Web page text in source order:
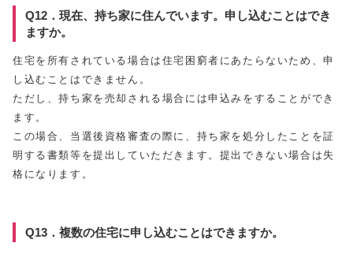
Q12．現在、持ち家に住んでいます。申し込むことはでき
ますか。
住宅を所有されている場合は住宅困窮者にあたらないため、申
し込むことはできません。
ただし、持ち家を売却される場合には申込みをすることができ
ます。
この場合、当選後資格審査の際に、持ち家を処分したことを証
明する書類等を提出していただきます。提出できない場合は失
格になります。
Q13．複数の住宅に申し込むことはできますか。